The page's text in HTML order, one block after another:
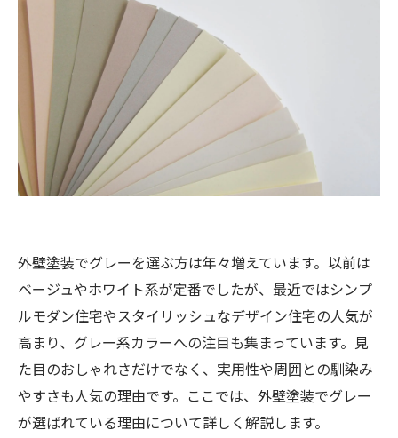
外壁塗装でグレーを選ぶ方は年々増えています。以前は
ベージュやホワイト系が定番でしたが、最近ではシンプ
ルモダン住宅やスタイリッシュなデザイン住宅の人気が
高まり、グレー系カラーへの注目も集まっています。見
た目のおしゃれさだけでなく、実用性や周囲との馴染み
やすさも人気の理由です。ここでは、外壁塗装でグレー
が選ばれている理由について詳しく解説します。